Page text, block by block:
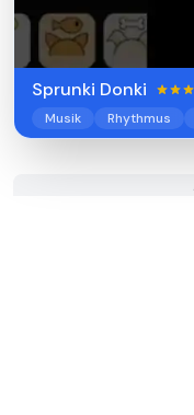
Sprunki Donki
Musik Rhythmus